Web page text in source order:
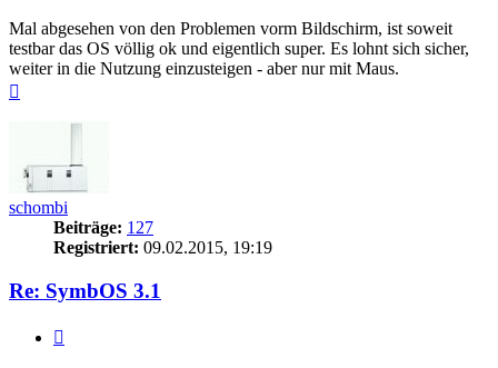
Mal abgesehen von den Problemen vorm Bildschirm, ist soweit
testbar das OS völlig ok und eigentlich super. Es lohnt sich sicher,
weiter in die Nutzung einzusteigen - aber nur mit Maus.
schombi
Beiträge: 127
Registriert: 09.02.2015, 19:19
Re: SymbOS 3.1